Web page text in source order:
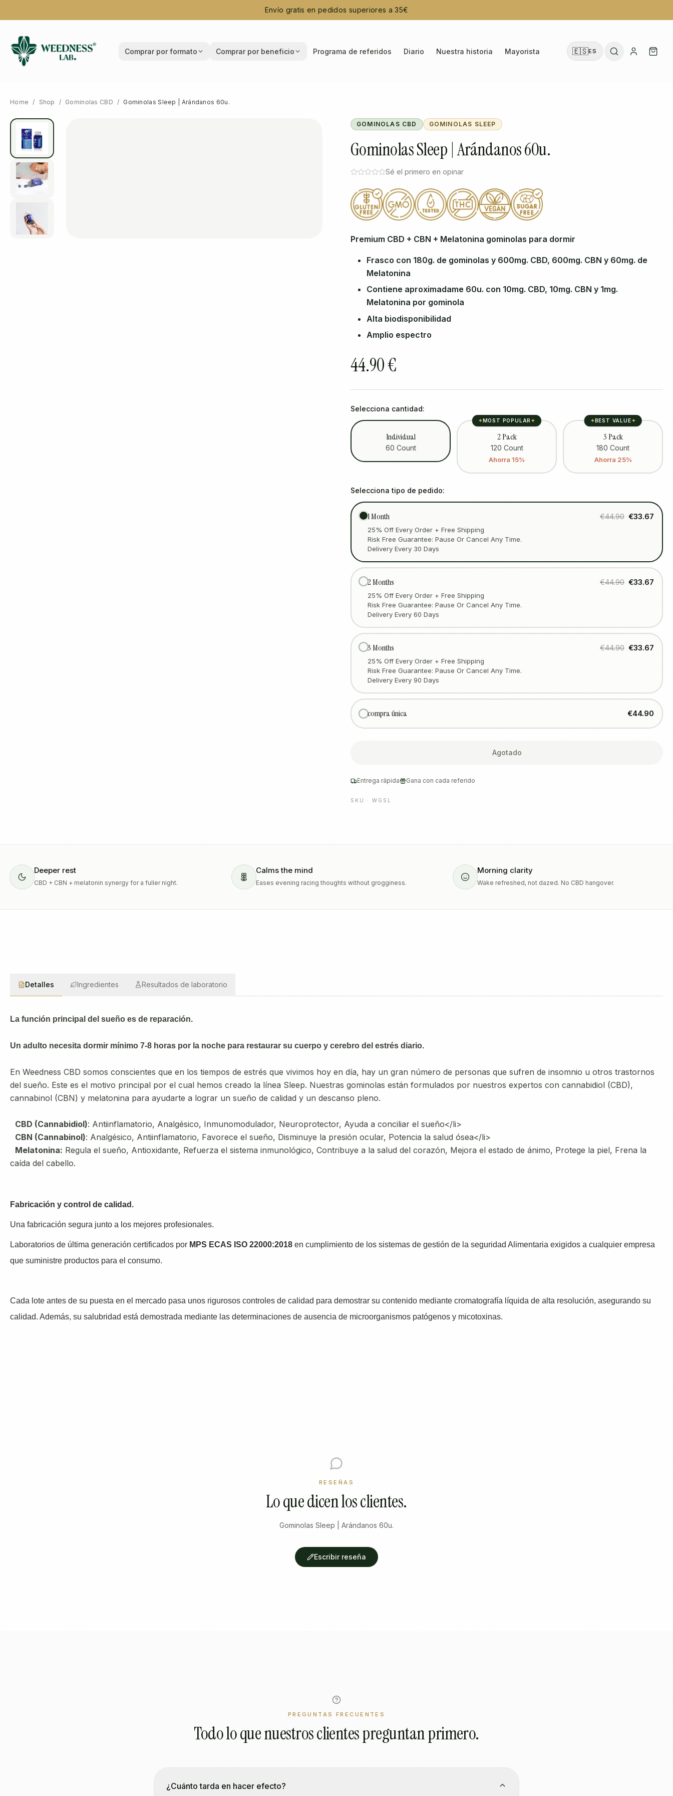
Envío gratis en pedidos superiores a 35€
Comprar por formato Comprar por beneficio Programa de referidos Diario Nuestra historia Mayorista 🇪🇸ES
Home / Shop / Gominolas CBD / Gominolas Sleep | Arándanos 60u.
GOMINOLAS CBD GOMINOLAS SLEEP
Gominolas Sleep | Arándanos 60u.
Sé el primero en opinar
Premium CBD + CBN + Melatonina gominolas para dormir
Frasco con 180g. de gominolas y 600mg. CBD, 600mg. CBN y 60mg. de
Melatonina
Contiene aproximadame 60u. con 10mg. CBD, 10mg. CBN y 1mg.
Melatonina por gominola
Alta biodisponibilidad
Amplio espectro
44.90 €
Selecciona cantidad:
Individual
60 Count
✦MOST POPULAR ✦
2 Pack
120 Count
Ahorra 15%
✦BEST VALUE✦
3 Pack
180 Count
Ahorra 25%
Selecciona tipo de pedido:
1 Month €44.90 €33.67
25% Off Every Order + Free Shipping
Risk Free Guarantee: Pause Or Cancel Any Time.
Delivery Every 30 Days
2 Months €44.90 €33.67
25% Off Every Order + Free Shipping
Risk Free Guarantee: Pause Or Cancel Any Time.
Delivery Every 60 Days
3 Months €44.90 €33.67
25% Off Every Order + Free Shipping
Risk Free Guarantee: Pause Or Cancel Any Time.
Delivery Every 90 Days
compra única €44.90
Agotado
Entrega rápida Gana con cada referido
SKU · WGSL
Deeper rest
CBD + CBN + melatonin synergy for a fuller night.
Calms the mind
Eases evening racing thoughts without grogginess.
Morning clarity
Wake refreshed, not dazed. No CBD hangover.
Detalles Ingredientes Resultados de laboratorio
La función principal del sueño es de reparación.
Un adulto necesita dormir mínimo 7-8 horas por la noche para restaurar su cuerpo y cerebro del estrés diario.
En Weedness CBD somos conscientes que en los tiempos de estrés que vivimos hoy en día, hay un gran número de personas que sufren de insomnio u otros trastornos
del sueño. Este es el motivo principal por el cual hemos creado la línea Sleep. Nuestras gominolas están formulados por nuestros expertos con cannabidiol (CBD),
cannabinol (CBN) y melatonina para ayudarte a lograr un sueño de calidad y un descanso pleno.
CBD (Cannabidiol): Antiinflamatorio, Analgésico, Inmunomodulador, Neuroprotector, Ayuda a conciliar el sueño</li>
CBN (Cannabinol): Analgésico, Antiinflamatorio, Favorece el sueño, Disminuye la presión ocular, Potencia la salud ósea</li>
Melatonina: Regula el sueño, Antioxidante, Refuerza el sistema inmunológico, Contribuye a la salud del corazón, Mejora el estado de ánimo, Protege la piel, Frena la
caída del cabello.
Fabricación y control de calidad.
Una fabricación segura junto a los mejores profesionales.
Laboratorios de última generación certificados por MPS ECAS ISO 22000:2018 en cumplimiento de los sistemas de gestión de la seguridad Alimentaria exigidos a cualquier empresa
que suministre productos para el consumo.
Cada lote antes de su puesta en el mercado pasa unos rigurosos controles de calidad para demostrar su contenido mediante cromatografía líquida de alta resolución, asegurando su
calidad. Además, su salubridad está demostrada mediante las determinaciones de ausencia de microorganismos patógenos y micotoxinas.
RESEÑAS
Lo que dicen los clientes.
Gominolas Sleep | Arándanos 60u.
Escribir reseña
PREGUNTAS FRECUENTES
Todo lo que nuestros clientes preguntan primero.
¿Cuánto tarda en hacer efecto?